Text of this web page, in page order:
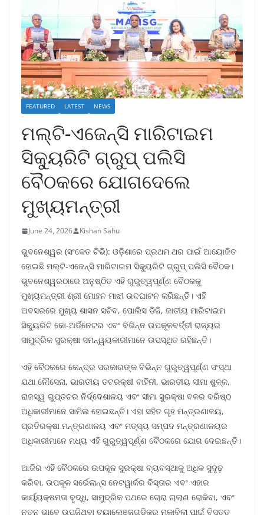
FEATURED LATEST NEWS
ମଲ୍ଟି-ଏଜେନ୍ସି ମାରିଟାଇମ
ସିକ୍ୟୁରିଟି ଗ୍ରୁପ୍ ପଲିସି
ବୈଠକରେ ଯୋଗଦେଲେ
ମୁଖ୍ୟମନ୍ତ୍ରୀ
June 24, 2026 Kishan Sahu
ଭୁବନେଶ୍ୱର (ସଂକେତ ଟିଭି): ଓଡ଼ିଶାରେ ପ୍ରଥମ ଥର ପାଇଁ ଆୟୋଜିତ
ହୋଇଛି ମଲ୍ଟି-ଏଜେନ୍ସି ମାରିଟାଇମ ସିକ୍ୟୁରିଟି ଗ୍ରୁପ୍ ପଲିସି ବୈଠକ।
ଭୁବନେଶ୍ୱରଠାରେ ଅନୁଷ୍ଠିତ ଏହି ଗୁରୁତ୍ୱପୂର୍ଣ୍ଣ ବୈଠକକୁ
ମୁଖ୍ୟମନ୍ତ୍ରୀ ଶ୍ରୀ ମୋହନ ମାଝୀ ଉଦଘାଟନ କରିଛନ୍ତି। ଏହି
ଅବସରରେ ମୁଖ୍ୟ ଶାସନ ସଚିବ, ପୋଲିସ ଡିଜି, ଜାତୀୟ ମାରିଟାଇମ
ସିକ୍ୟୁରିଟି କୋ-ଅର୍ଡିନେଟର ଏବଂ ବିଭିନ୍ନ ଉପକୂଳବର୍ତ୍ତୀ ରାଜ୍ୟର
ସାମୁଦ୍ରିକ ସୁରକ୍ଷା ସମନ୍ୱୟକାରୀମାନେ ଉପସ୍ଥିତ ରହିଛନ୍ତି।
ଏହି ବୈଠକରେ କେନ୍ଦ୍ର ସରକାରଙ୍କ ବିଭିନ୍ନ ଗୁରୁତ୍ୱପୂର୍ଣ୍ଣ ସଂସ୍ଥା
ଯଥା ନୌସେନା, ଭାରତୀୟ ତଟରକ୍ଷୀ ବାହିନୀ, ଭାରତୀୟ ସୀମା ଶୁଳ୍କ,
ରାଜସ୍ୱ ଗୁପ୍ତଚର ନିର୍ଦ୍ଦେଶାଳୟ ଏବଂ ସୀମା ସୁରକ୍ଷା ବଳର ବରିଷ୍ଠ
ଅଧିକାରୀମାନେ ସାମିଲ ହୋଇଛନ୍ତି। ଏହା ସହିତ ଗୃହ ମନ୍ତ୍ରଣାଳୟ,
ପ୍ରତିରକ୍ଷା ମନ୍ତ୍ରଣାଳୟ ଏବଂ ମତ୍ସ୍ୟ ସମ୍ପଦ ମନ୍ତ୍ରଣାଳୟର
ଅଧିକାରୀମାନେ ମଧ୍ୟ ଏହି ଗୁରୁତ୍ୱପୂର୍ଣ୍ଣ ବୈଠକରେ ଯୋଗ ଦେଇଛନ୍ତି।
ଆଜିର ଏହି ବୈଠକରେ ଉପକୂଳ ସୁରକ୍ଷା ବ୍ୟବସ୍ଥାକୁ ଅଧିକ ସୁଦୃଢ଼
କରିବା, ଉପକୂଳ ସର୍ଭେଲାନ୍ସ ନେଟୱାର୍କର ବିସ୍ତାର ଏବଂ ଏହାର
କାର୍ୟ୍ୟକ୍ଷମତା ବୃଦ୍ଧି, ସାମୁଦ୍ରିକ ପଥରେ ଚୋରା ଚାଲାଣ ରୋକିବା, ଏବଂ
ନୂତନ ଭାବେ ଉପୁଜିଥିବା ଚ୍ୟାଲେଞ୍ଜଗୁଡ଼ିକର ମୁକାବିଲା ପାଇଁ ବିସ୍ତୃତ